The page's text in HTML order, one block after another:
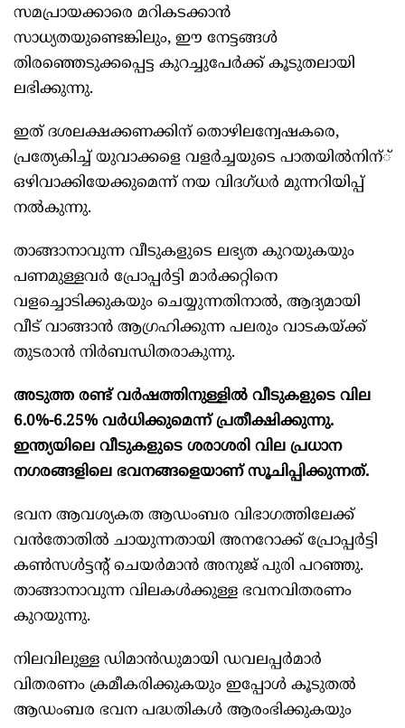
സമപ്രായക്കാരെ മറികടക്കാന്‍
സാധ്യതയുണ്ടെങ്കിലും, ഈ നേട്ടങ്ങള്‍
തിരഞ്ഞെടുക്കപ്പെട്ട കുറച്ചുപേര്‍ക്ക് കൂടുതലായി
ലഭിക്കുന്നു.
ഇത് ദശലക്ഷക്കണക്കിന് തൊഴിലന്വേഷകരെ,
പ്രത്യേകിച്ച് യുവാക്കളെ വളര്‍ച്ചയുടെ പാതയില്‍നിന്്
ഒഴിവാക്കിയേക്കുമെന്ന് നയ വിദഗ്ധര്‍ മുന്നറിയിപ്പ്
നല്‍കുന്നു.
താങ്ങാനാവുന്ന വീടുകളുടെ ലഭ്യത കുറയുകയും
പണമുള്ളവര്‍ പ്രോപ്പര്‍ട്ടി മാര്‍ക്കറ്റിനെ
വളച്ചൊടിക്കുകയും ചെയ്യുന്നതിനാല്‍, ആദ്യമായി
വീട് വാങ്ങാന്‍ ആഗ്രഹിക്കുന്ന പലരും വാടകയ്ക്ക്
തുടരാന്‍ നിര്‍ബന്ധിതരാകുന്നു.
അടുത്ത രണ്ട് വര്‍ഷത്തിനുള്ളില്‍ വീടുകളുടെ വില
6.0%-6.25% വര്‍ധിക്കുമെന്ന് പ്രതീക്ഷിക്കുന്നു.
ഇന്ത്യയിലെ വീടുകളുടെ ശരാശരി വില പ്രധാന
നഗരങ്ങളിലെ ഭവനങ്ങളെയാണ് സൂചിപ്പിക്കുന്നത്.
ഭവന ആവശ്യകത ആഡംബര വിഭാഗത്തിലേക്ക്
വന്‍തോതില്‍ ചായുന്നതായി അനറോക്ക് പ്രോപ്പര്‍ട്ടി
കണ്‍സള്‍ട്ടന്റ് ചെയര്‍മാന്‍ അനുജ് പുരി പറഞ്ഞു.
താങ്ങാനാവുന്ന വിലകള്‍ക്കുള്ള ഭവനവിതരണം
കുറയുന്നു.
നിലവിലുള്ള ഡിമാന്‍ഡുമായി ഡവലപ്പര്‍മാര്‍
വിതരണം ക്രമീകരിക്കുകയും ഇപ്പോള്‍ കൂടുതല്‍
ആഡംബര ഭവന പദ്ധതികള്‍ ആരംഭിക്കുകയും